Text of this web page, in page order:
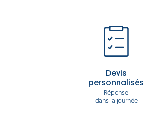
Devis
personnalisés
Réponse
dans la journée